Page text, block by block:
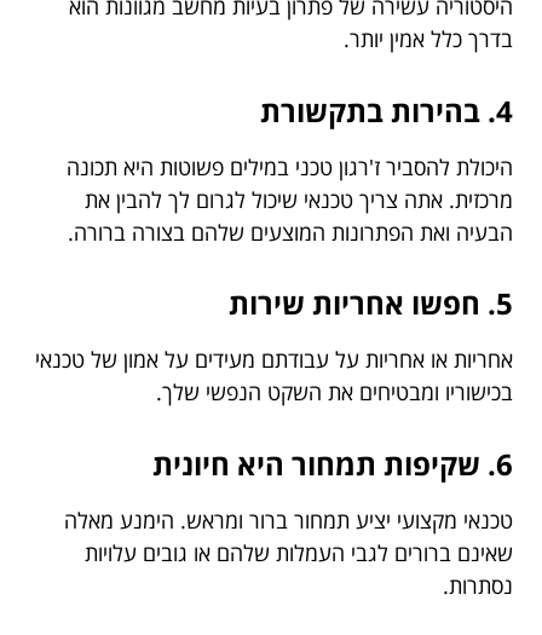
היסטוריה עשירה של פתרון בעיות מחשב מגוונות הוא
בדרך כלל אמין יותר.
4. בהירות בתקשורת
היכולת להסביר ז'רגון טכני במילים פשוטות היא תכונה
מרכזית. אתה צריך טכנאי שיכול לגרום לך להבין את
הבעיה ואת הפתרונות המוצעים שלהם בצורה ברורה.
5. חפשו אחריות שירות
אחריות או אחריות על עבודתם מעידים על אמון של טכנאי
בכישוריו ומבטיחים את השקט הנפשי שלך.
6. שקיפות תמחור היא חיונית
טכנאי מקצועי יציע תמחור ברור ומראש. הימנע מאלה
שאינם ברורים לגבי העמלות שלהם או גובים עלויות
נסתרות.